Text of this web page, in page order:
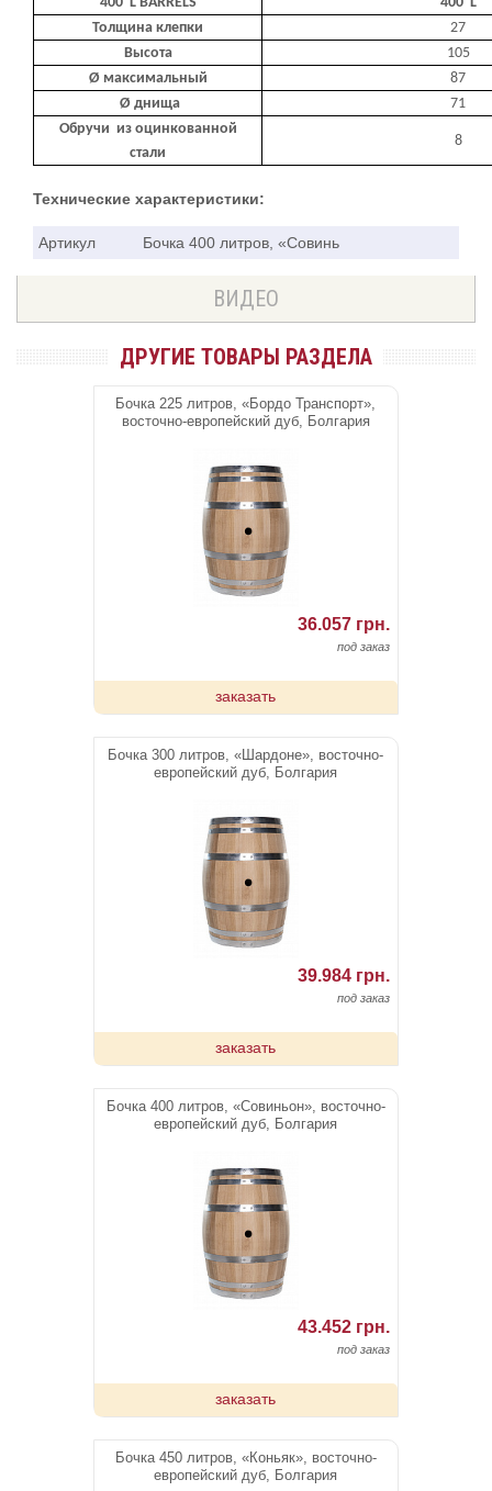
Толщина клепки
27
Высота
105
Ø максимальный
87
Ø днища
71
Обручи из оцинкованной
стали
8
Технические характеристики:
Артикул Бочка 400 литров, «Совинь
ВИДЕО
ДРУГИЕ ТОВАРЫ РАЗДЕЛА
Бочка 225 литров, «Бордо Транспорт»,
восточно-европейский дуб, Болгария
36.057 грн.
под заказ
заказать
Бочка 300 литров, «Шардоне», восточно-
европейский дуб, Болгария
39.984 грн.
под заказ
заказать
Бочка 400 литров, «Совиньон», восточно-
европейский дуб, Болгария
43.452 грн.
под заказ
заказать
Бочка 450 литров, «Коньяк», восточно-
европейский дуб, Болгария